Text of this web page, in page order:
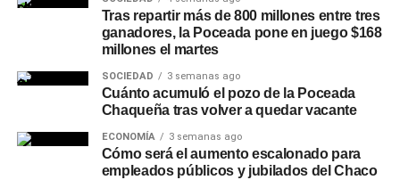
esta fuerza ha obtenido el 80% de los votos» , remarcó,
y cerró su discurso con una frase que buscó proyección
«Santiago del Estero no se vende, la Patria
no se entrega y las Malvinas son argentinas».
Tras repartir más de 800 millones entre tres
ganadores, la Poceada pone en juego $168
millones el martes
SOCIEDAD 3 semanas ago
Cuánto acumuló el pozo de la Poceada
Chaqueña tras volver a quedar vacante
ECONOMÍA 3 semanas ago
Cómo será el aumento escalonado para
empleados públicos y jubilados del Chaco